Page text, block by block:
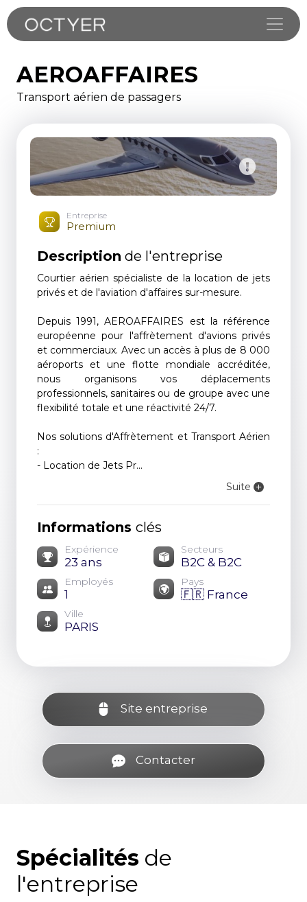
AEROAFFAIRES
Transport aérien de passagers
Entreprise
Premium
Description de l'entreprise
Courtier aérien spécialiste de la location de jets
privés et de l'aviation d'affaires sur-mesure.
Depuis 1991, AEROAFFAIRES est la référence
européenne pour l'affrètement d'avions privés
et commerciaux. Avec un accès à plus de 8 000
aéroports et une flotte mondiale accréditée,
nous organisons vos déplacements
professionnels, sanitaires ou de groupe avec une
flexibilité totale et une réactivité 24/7.
Nos solutions d'Affrètement et Transport Aérien
:
- Location de Jets Pr...
Suite
Informations clés
Expérience
23 ans
Secteurs
B2C & B2C
Employés
1
Pays
🇫🇷 France
Ville
PARIS
Site entreprise
Contacter
Spécialités de
l'entreprise